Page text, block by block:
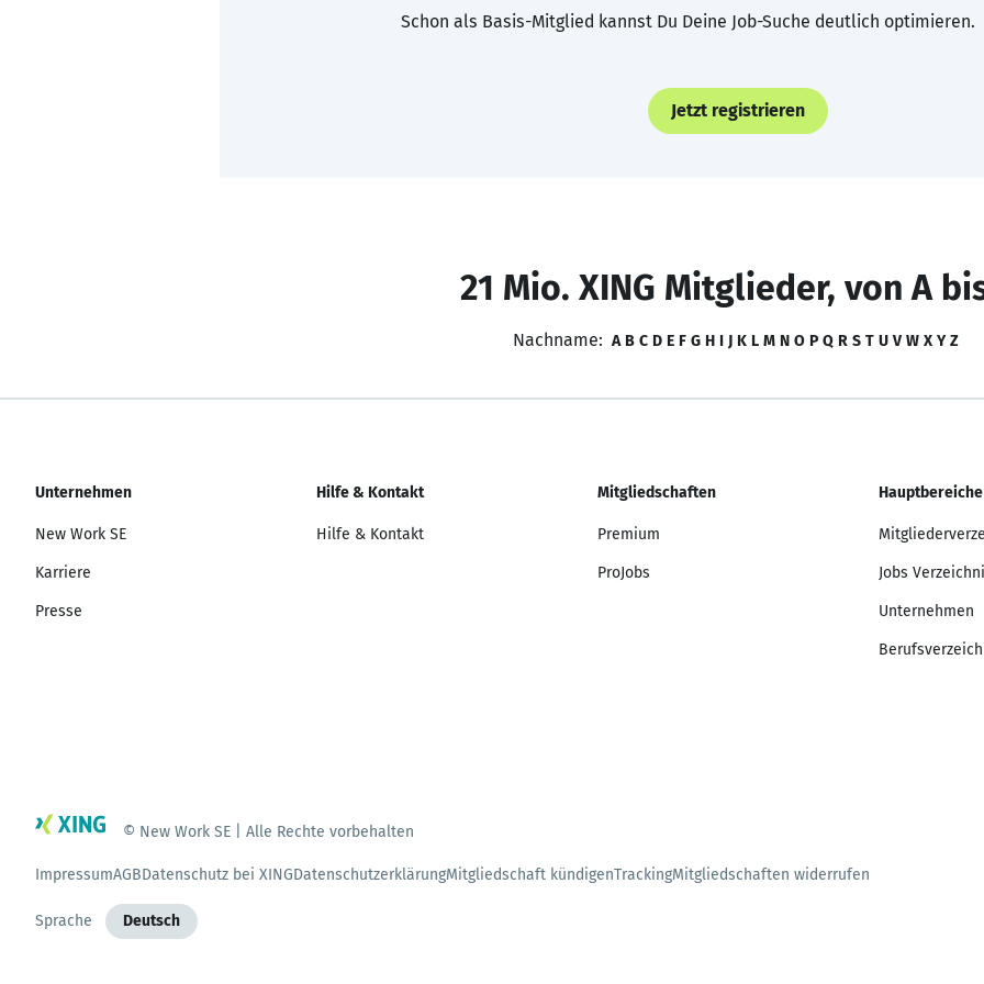
Schon als Basis-Mitglied kannst Du Deine Job-Suche deutlich optimieren.
Jetzt registrieren
21 Mio. XING Mitglieder, von A
Nachname: A B C D E F G H I J K L M N O P Q R S T U V W X Y Z
Unternehmen
New Work SE
Karriere
Presse
Hilfe & Kontakt
Hilfe & Kontakt
Mitgliedschaften
Premium
ProJobs
Hauptbereiche
Jobs
Unternehmen
© New Work SE | Alle Rechte vorbehalten
ImpressumAGBDatenschutz bei XINGDatenschutzerklärungMitgliedschaft kündigenTrackingMitgliedschaften widerrufen
Sprache Deutsch